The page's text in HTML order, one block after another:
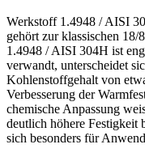
Werkstoff 1.4948 / AISI
gehört zur klassischen
1.4948 / AISI 304H ist
verwandt, unterscheidet
Kohlenstoffgehalt von
Verbesserung der
chemische Anpassung
deutlich höhere Festigkeit
sich besonders für